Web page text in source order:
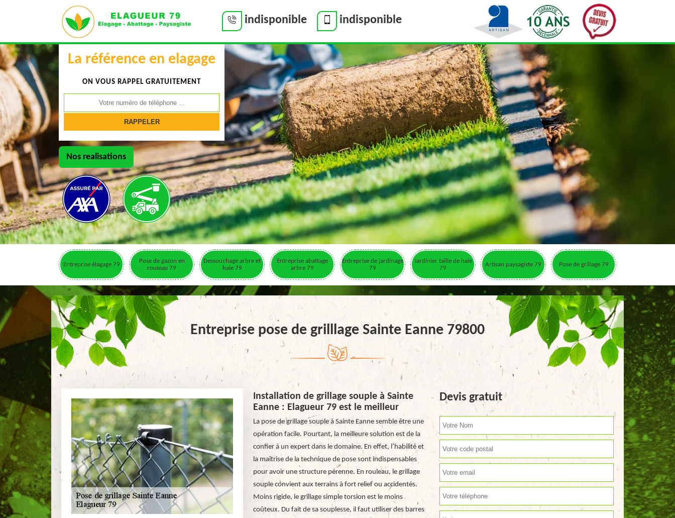
indisponible indisponible
La référence en elagage
ON VOUS RAPPEL GRATUITEMENT
Nos realisations
Entreprise élagage 79
Pose de gazon en
rouleau 79
Dessouchage arbre et
haie 79
Entreprise abattage
arbre 79
Entreprise de jardinage
79
Jardinier taille de haie
79
Artisan paysagiste 79 Pose de grillage 79
Entreprise pose de grilllage Sainte Eanne 79800
Installation de grillage souple à Sainte
Eanne : Elagueur 79 est le meilleur
La pose de grillage souple à Sainte Eanne semble être une
opération facile. Pourtant, la meilleure solution est de la
confier à un expert dans le domaine. En effet, l’habilité et
la maîtrise de la technique de pose sont indispensables
pour avoir une structure pérenne. En rouleau, le grillage
souple convient aux terrains à fort relief ou accidentés.
Moins rigide, le grillage simple torsion est le moins
coûteux. Du fait de sa souplesse, il faut utiliser des barres
Devis gratuit